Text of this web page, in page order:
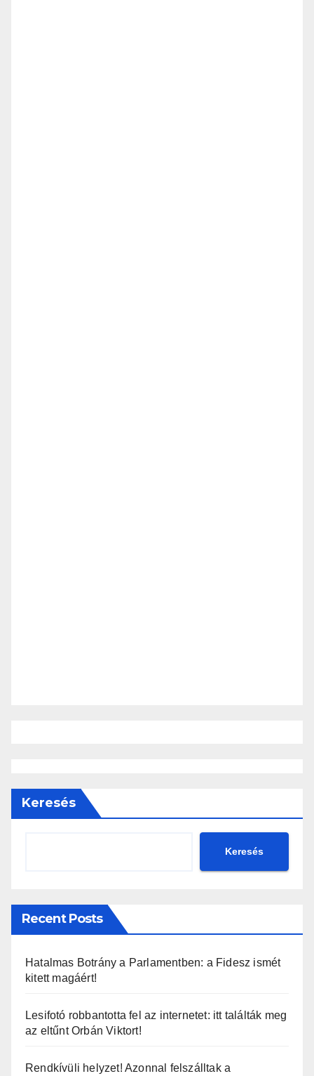
Keresés
Keresés
Recent Posts
Hatalmas Botrány a Parlamentben: a Fidesz ismét
kitett magáért!
Lesifotó robbantotta fel az internetet: itt találták meg
az eltűnt Orbán Viktort!
Rendkívüli helyzet! Azonnal felszálltak a